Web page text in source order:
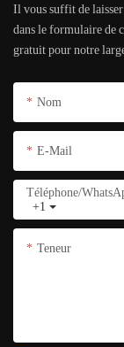
Il vous suffit de
dans le formulaire de
gratuit pour notre
Nom
E-Mail
+1
Téléphone/
Teneur